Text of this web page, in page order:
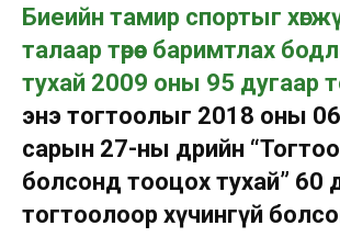
Биеийн тамир спортыг
талаар төрөөс баримтлах
тухай 2009 оны 95 дугаар
энэ тогтоолыг 2018 оны
сарын 27-ны өдрийн
болсонд тооцох тухай” 60
тогтоолоор хүчингүй